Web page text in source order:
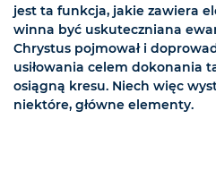
jest ta funkcja, jakie zawiera
winna być uskuteczniana
Chrystus pojmował i
usiłowania celem dokonania
osiągną kresu. Niech więc
niektóre, główne elementy.